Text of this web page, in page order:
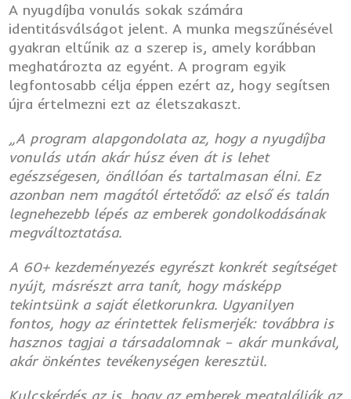
A nyugdíjba vonulás sokak számára
identitásválságot jelent. A munka megszűnésével
gyakran eltűnik az a szerep is, amely korábban
meghatározta az egyént. A program egyik
legfontosabb célja éppen ezért az, hogy segítsen
újra értelmezni ezt az életszakaszt.
„A program alapgondolata az, hogy a nyugdíjba
vonulás után akár húsz éven át is lehet
egészségesen, önállóan és tartalmasan élni. Ez
azonban nem magától értetődő: az első és talán
legnehezebb lépés az emberek gondolkodásának
megváltoztatása.
A 60+ kezdeményezés egyrészt konkrét segítséget
nyújt, másrészt arra tanít, hogy másképp
tekintsünk a saját életkorunkra. Ugyanilyen
fontos, hogy az érintettek felismerjék: továbbra is
hasznos tagjai a társadalomnak – akár munkával,
akár önkéntes tevékenységen keresztül.